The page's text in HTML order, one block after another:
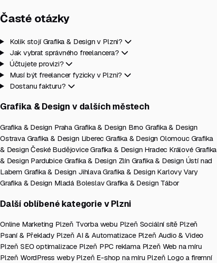
Časté otázky
Kolik stojí Grafika & Design v Plzni?
Jak vybrat správného freelancera?
Účtujete provizi?
Musí být freelancer fyzicky v Plzni?
Dostanu fakturu?
Grafika & Design v dalších městech
Grafika & Design Praha Grafika & Design Brno Grafika & Design
Ostrava Grafika & Design LiberecGrafika & Design Olomouc Grafika
& Design České BudějoviceGrafika & Design Hradec Králové Grafika
& Design Pardubice Grafika & Design Zlín Grafika & Design Ústí nad
Labem Grafika & Design JihlavaGrafika & Design Karlovy Vary
Grafika & Design Mladá BoleslavGrafika & Design Tábor
Další oblíbené kategorie v Plzni
Online Marketing Plzeň Tvorba webu Plzeň Sociální sítě Plzeň
Psaní & Překlady Plzeň AI & Automatizace Plzeň Audio & Video
Plzeň SEO optimalizace Plzeň PPC reklama Plzeň Web na míru
Plzeň WordPress weby Plzeň E-shop na míru Plzeň Logo a firemní